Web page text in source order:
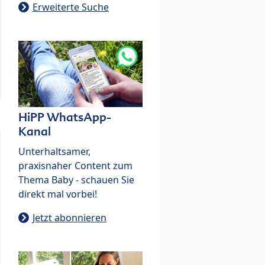
Erweiterte Suche
HiPP WhatsApp-
Kanal
Unterhaltsamer,
praxisnaher Content zum
Thema Baby - schauen Sie
direkt mal vorbei!
Jetzt abonnieren